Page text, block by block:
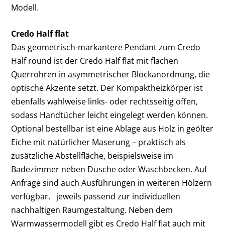
Modell.
Credo Half flat
Das geometrisch-markantere Pendant zum Credo
Half round ist der Credo Half flat mit flachen
Querrohren in asymmetrischer Blockanordnung, die
optische Akzente setzt. Der Kompaktheizkörper ist
ebenfalls wahlweise links- oder rechtsseitig offen,
sodass Handtücher leicht eingelegt werden können.
Optional bestellbar ist eine Ablage aus Holz in geölter
Eiche mit natürlicher Maserung – praktisch als
zusätzliche Abstellfläche, beispielsweise im
Badezimmer neben Dusche oder Waschbecken. Auf
Anfrage sind auch Ausführungen in weiteren Hölzern
verfügbar, jeweils passend zur individuellen
nachhaltigen Raumgestaltung. Neben dem
Warmwassermodell gibt es Credo Half flat auch mit